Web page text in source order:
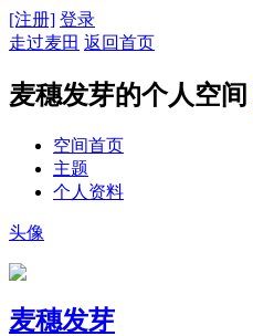
[注册] 登录
走过麦田 返回首页
麦穗发芽的个人空间
空间首页
主题
个人资料
头像
麦穗发芽